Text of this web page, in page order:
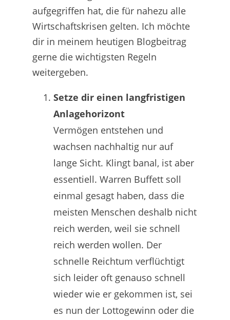
aufgegriffen hat, die für nahezu alle
Wirtschaftskrisen gelten. Ich möchte
dir in meinem heutigen Blogbeitrag
gerne die wichtigsten Regeln
weitergeben.
Setze dir einen langfristigen
Anlagehorizont
Vermögen entstehen und
wachsen nachhaltig nur auf
lange Sicht. Klingt banal, ist aber
essentiell. Warren Buffett soll
einmal gesagt haben, dass die
meisten Menschen deshalb nicht
reich werden, weil sie schnell
reich werden wollen. Der
schnelle Reichtum verflüchtigt
sich leider oft genauso schnell
wieder wie er gekommen ist, sei
es nun der Lottogewinn oder die